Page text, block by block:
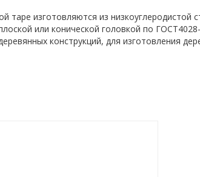
таре изготовляются из
или конической головкой по
конструкций, для изготовления